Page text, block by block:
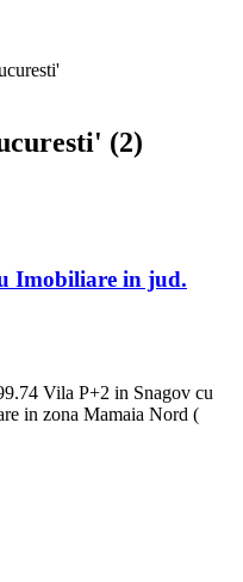
(2)
Imobiliare in jud.
Vila P+2 in Snagov cu
in zona Mamaia Nord (